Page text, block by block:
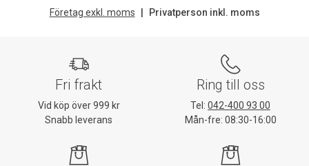
Företag exkl. moms Privatperson inkl. moms
Fri frakt
Vid köp över 999 kr
Snabb leverans
Ring till oss
Tel: 042-400 93 00
Mån-fre: 08:30-16:00